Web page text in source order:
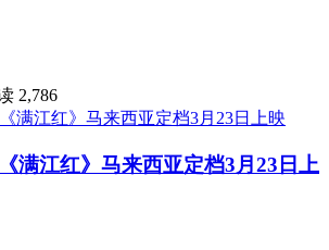
2,786
满江红》马来西亚定档3月23日上